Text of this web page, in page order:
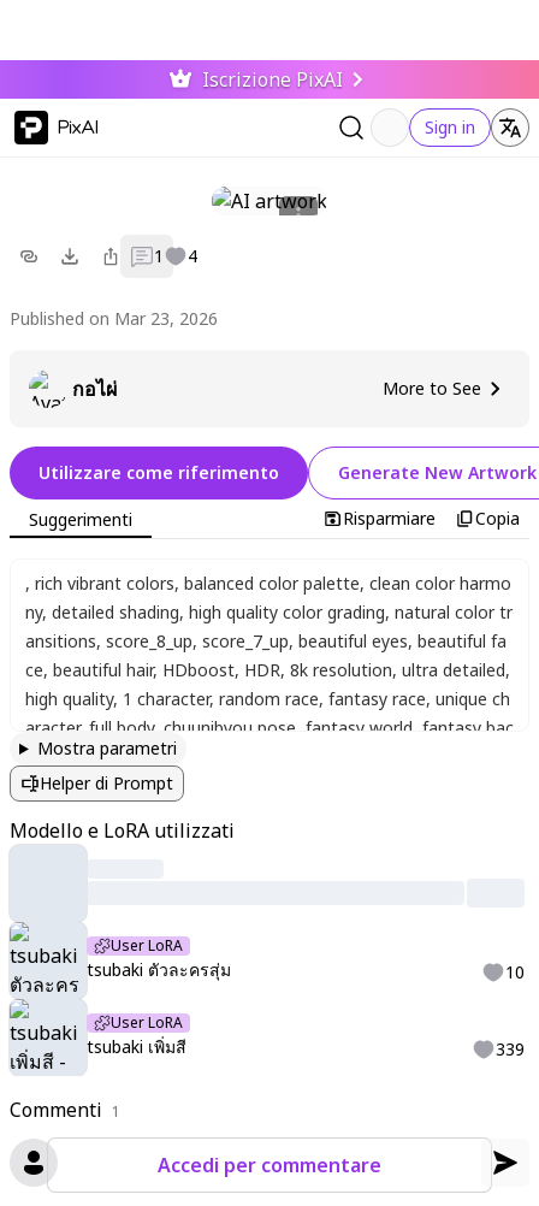
Iscrizione PixAI
PixAI Sign in
1 4
Published on Mar 23, 2026
กอไผ่ More to See
Commenti 1
Accedi per commentare
Utilizzare come riferimento Generate New Artwork
Suggerimenti Risparmiare Copia
, rich vibrant colors, balanced color palette, clean color harmo
ny, detailed shading, high quality color grading, natural color tr
ansitions, score_8_up, score_7_up, beautiful eyes, beautiful fa
ce, beautiful hair, HDboost, HDR, 8k resolution, ultra detailed,
high quality, 1 character, random race, fantasy race, unique ch
aracter, full body, chuunibyou pose fantasy world fantasy bac
kground anime illustration. great quality
Mostra parametri
Helper di Prompt
Modello e LoRA utilizzati
User LoRA
tsubaki ตัวละครสุ่ม 10
User LoRA
tsubaki เพิ่มสี 339